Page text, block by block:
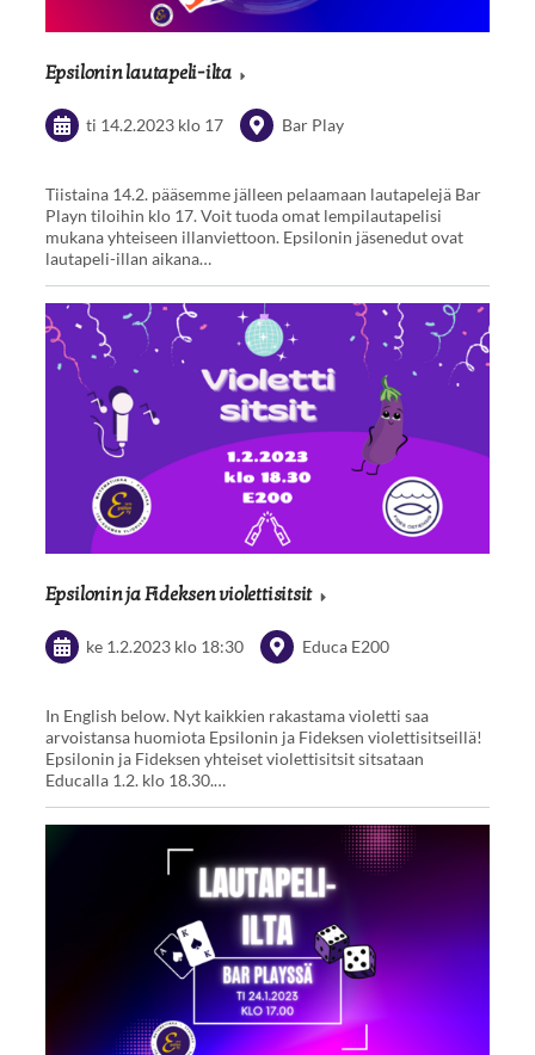
Epsilonin lautapeli-ilta
ti 14.2.2023 klo 17 Bar Play
Tiistaina 14.2. pääsemme jälleen pelaamaan lautapelejä Bar
Playn tiloihin klo 17. Voit tuoda omat lempilautapelisi
mukana yhteiseen illanviettoon. Epsilonin jäsenedut ovat
lautapeli-illan aikana…
Epsilonin ja Fideksen violettisitsit
ke 1.2.2023 klo 18:30 Educa E200
In English below. Nyt kaikkien rakastama violetti saa
arvoistansa huomiota Epsilonin ja Fideksen violettisitseillä!
Epsilonin ja Fideksen yhteiset violettisitsit sitsataan
Educalla 1.2. klo 18.30.…